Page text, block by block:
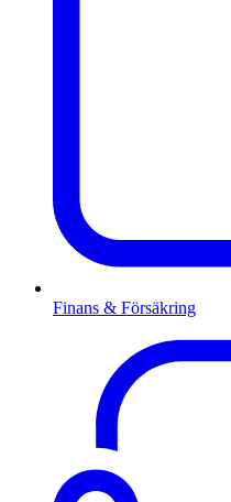
Finans & Försäkring